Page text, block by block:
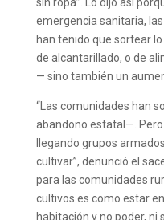
emergencia sanitaria,
han tenido que sortear
de alcantarillado, o de
— sino también un
“Las comunidades han
abandono estatal—.
llegando grupos
cultivar”, denunció el
para las comunidades
cultivos es como estar
habitación y no poder, ni